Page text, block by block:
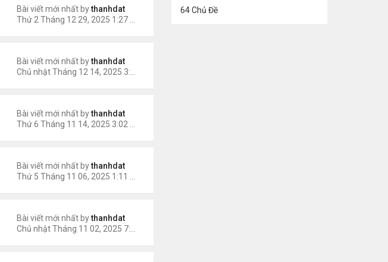
Bài viết mới nhất bythanhdat
Bài viết mới nhất bythanhdat
Bài viết mới nhất bythanhdat
Bài viết mới nhất bythanhdat
Bài viết mới nhất bythanhdat
64 Chủ Đề